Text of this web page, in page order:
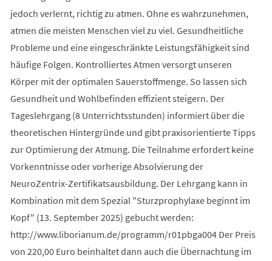
jedoch verlernt, richtig zu atmen. Ohne es wahrzunehmen,
atmen die meisten Menschen viel zu viel. Gesundheitliche
Probleme und eine eingeschränkte Leistungsfähigkeit sind
häufige Folgen. Kontrolliertes Atmen versorgt unseren
Körper mit der optimalen Sauerstoffmenge. So lassen sich
Gesundheit und Wohlbefinden effizient steigern. Der
Tageslehrgang (8 Unterrichtsstunden) informiert über die
theoretischen Hintergründe und gibt praxisorientierte Tipps
zur Optimierung der Atmung. Die Teilnahme erfordert keine
Vorkenntnisse oder vorherige Absolvierung der
NeuroZentrix-Zertifikatsausbildung. Der Lehrgang kann in
Kombination mit dem Spezial "Sturzprophylaxe beginnt im
Kopf" (13. September 2025) gebucht werden:
http://www.liborianum.de/programm/r01pbga004 Der Preis
von 220,00 Euro beinhaltet dann auch die Übernachtung im